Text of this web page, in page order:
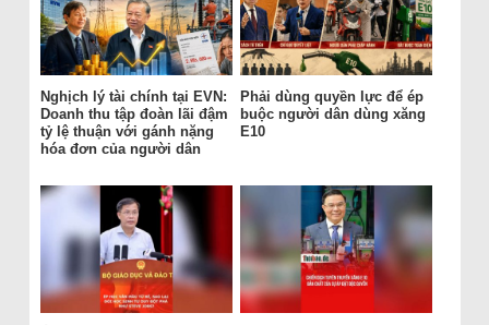
Nghịch lý tài chính tại EVN:
Doanh thu tập đoàn lãi đậm
tỷ lệ thuận với gánh nặng
hóa đơn của người dân
Phải dùng quyền lực để ép
buộc người dân dùng xăng
E10